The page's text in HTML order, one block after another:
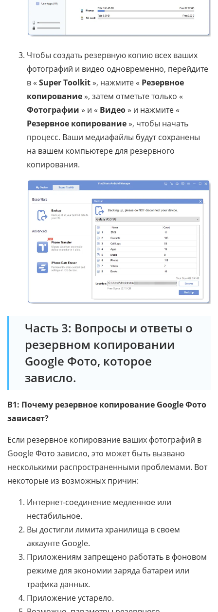
Чтобы создать резервную копию всех ваших
фотографий и видео одновременно, перейдите
в « Super Toolkit», нажмите « Резервное
копирование», затем отметьте только «
Фотографии » и « Видео» и нажмите «
Резервное копирование», чтобы начать
процесс. Ваши медиафайлы будут сохранены
на вашем компьютере для резервного
копирования.
Часть 3: Вопросы и ответы о
резервном копировании
Google Фото, которое
зависло.
В1: Почему резервное копирование Google Фото
зависает?
Если резервное копирование ваших фотографий в
Google Фото зависло, это может быть вызвано
несколькими распространенными проблемами. Вот
некоторые из возможных причин:
Интернет-соединение медленное или
нестабильное.
Вы достигли лимита хранилища в своем
аккаунте Google.
Приложениям запрещено работать в фоновом
режиме для экономии заряда батареи или
трафика данных.
Приложение устарело.